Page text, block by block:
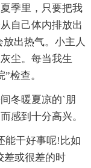
季里，只要把我
自己体内排放出
出热气。小主人
尘。每当我生
检查。
冬暖夏凉的`朋
感到十分高兴。
干好事呢!比如
差或很差的时